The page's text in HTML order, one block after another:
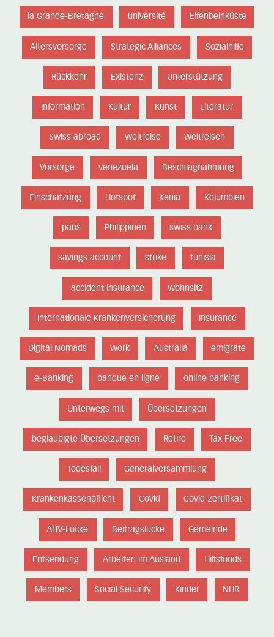
la Grande-Bretagne université Elfenbeinküste
Altersvorsorge Strategic Alliances Sozialhilfe
Rückkehr Existenz Unterstützung
Information Kultur Kunst Literatur
Swiss abroad Weltreise Weltreisen
Vorsorge venezuela Beschlagnahmung
Einschätzung Hotspot Kenia Kolumbien
paris Philippinen swiss bank
savings account strike tunisia
accident insurance Wohnsitz
Internationale Krankenversicherung Insurance
Digital Nomads Work Australia emigrate
e-Banking banque en ligne online banking
Unterwegs mit Übersetzungen
beglaubigte Übersetzungen Retire Tax Free
Todesfall Generalversammlung
Krankenkassenpflicht Covid Covid-Zertifikat
AHV-Lücke Beitragslücke Gemeinde
Entsendung Arbeiten im Ausland Hilfsfonds
Members Social Security Kinder NHR